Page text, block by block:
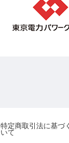
特定商取引法に基づ
いて